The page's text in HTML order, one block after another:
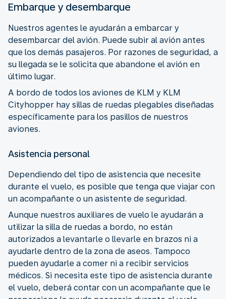
Embarque y desembarque
Nuestros agentes le ayudarán a embarcar y
desembarcar del avión. Puede subir al avión antes
que los demás pasajeros. Por razones de seguridad, a
su llegada se le solicita que abandone el avión en
último lugar.
A bordo de todos los aviones de KLM y KLM
Cityhopper hay sillas de ruedas plegables diseñadas
específicamente para los pasillos de nuestros
aviones.
Asistencia personal
Dependiendo del tipo de asistencia que necesite
durante el vuelo, es posible que tenga que viajar con
un acompañante o un asistente de seguridad.
Aunque nuestros auxiliares de vuelo le ayudarán a
utilizar la silla de ruedas a bordo, no están
autorizados a levantarle o llevarle en brazos ni a
ayudarle dentro de la zona de aseos. Tampoco
pueden ayudarle a comer ni a recibir servicios
médicos. Si necesita este tipo de asistencia durante
el vuelo, deberá contar con un acompañante que le